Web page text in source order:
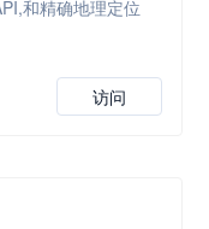
和精确地理定位
访问